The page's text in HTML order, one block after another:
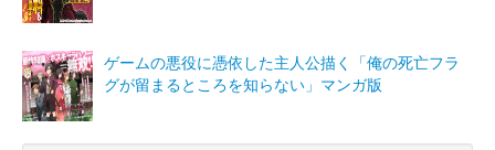
ゲームの悪役に憑依した主人公描く「俺の死亡フラ
グが留まるところを知らない」マンガ版